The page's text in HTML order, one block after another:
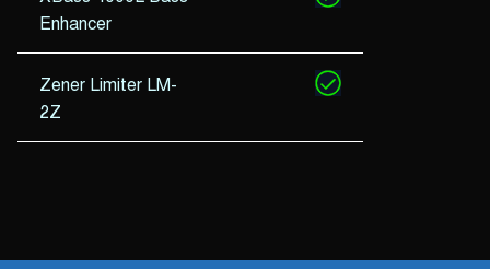
Enhancer
Zener Limiter LM-
2Z